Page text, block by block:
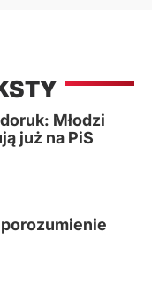
Młodzi
już na PiS